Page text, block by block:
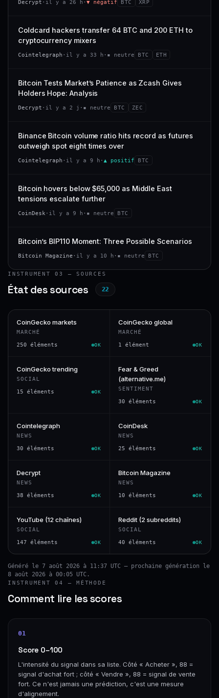
−0,4 % −2,9 %
−94,7 % #101
CONFIANCE
VAR. 7 J
CONFIANCE
Decrypt · il y a 26 h · ▼ négatif BTC XRP
Coldcard hackers transfer 64 BTC and 200 ETH to
cryptocurrency mixers
Cointelegraph · il y a 33 h · ▪ neutre BTC ETH
Bitcoin Tests Market’s Patience as Zcash Gives
Holders Hope: Analysis
Decrypt · il y a 2 j · ▪ neutre BTC ZEC
Binance Bitcoin volume ratio hits record as futures
outweigh spot eight times over
Cointelegraph · il y a 9 h · ▲ positif BTC
Bitcoin hovers below $65,000 as Middle East
tensions escalate further
CoinDesk · il y a 9 h · ▪ neutre BTC
Bitcoin’s BIP110 Moment: Three Possible Scenarios
Bitcoin Magazine · il y a 10 h · ▪ neutre BTC
INSTRUMENT 03 — SOURCES
État des sources 22
CoinGecko markets
MARCHÉ
250 éléments OK
CoinGecko global
MARCHÉ
1 élément OK
CoinGecko trending
SOCIAL
15 éléments OK
Fear & Greed
(alternative.me)
SENTIMENT
30 éléments OK
Cointelegraph
NEWS
30 éléments OK
CoinDesk
NEWS
25 éléments OK
Decrypt
NEWS
38 éléments OK
Bitcoin Magazine
NEWS
10 éléments OK
YouTube (12 chaînes)
SOCIAL
147 éléments OK
Reddit (2 subreddits)
SOCIAL
40 éléments OK
Généré le 7 août 2026 à 11:37 UTC — prochaine génération le
8 août 2026 à 00:05 UTC.
INSTRUMENT 04 — MÉTHODE
Comment lire les scores
01
Score 0–100
L'intensité du signal dans sa liste. Côté « Acheter », 88 =
signal d'achat fort ; côté « Vendre », 88 = signal de vente
fort. Ce n'est jamais une prédiction, c'est une mesure
d'alignement.